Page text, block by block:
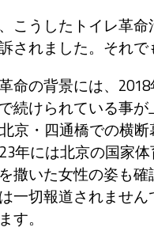
こうしたトイレ革
されました。それ
命の背景には、
続けられている事
京・四通橋での横
年には北京の国家
撒いた女性の姿も
一切報道されませ
す。